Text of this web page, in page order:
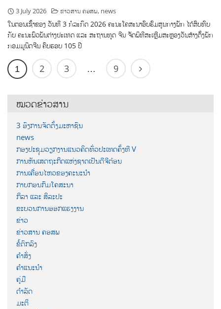
3 July 2026 ຂ່າວສານ ຄອສພ, news
ໃນຕອນເຊົ້າຂອງ ວັນທີ 3 ກໍລະກົດ 2026 ຄະນະໂຄສະນາອົບຮົມສູນກາງພັກ ໄດ້ສົບທົບ
ກັບ ຄະນະພົວພັນຕ່າງປະເທດ ແລະ ສະຖານທູດ ຈີນ ຈັດພິທີສະເຫຼີມສະຫຼອງວັນສ້າງຕັ້ງພັກ
ກອມມູນິດຈີນ ຄົບຮອບ 105 ປີ
1 2 3 … 9
ໝວດຂ່າວສານ
3 ອົງການຈັດຕັ້ງມະຫາຊົນ
news
ກອງປະຊຸມວຽກງານແນວຄິດທົ່ວປະເທດຄັ້ງທີ V
ການຫັນເສດຖະກິດແຫ່ງຊາດເປັນດີຈີຕ໋ອນ
ການເຄື່ອນໄຫວຂອງຄະນະນຳ
ກາບກອນກົມໂຄສະນາ
ກິລາ ແລະ ສິລະປະ
ຂະບວນການອອກແຮງງານ
ຂ່າວ
ຂ່າວສານ ຄອສພ
ຂໍ້ຕົກລົງ
ຄຳສັ່ງ
ຄຳແນະນຳ
ຄູ່ມື
ດຳລັດ
ມະຕິ